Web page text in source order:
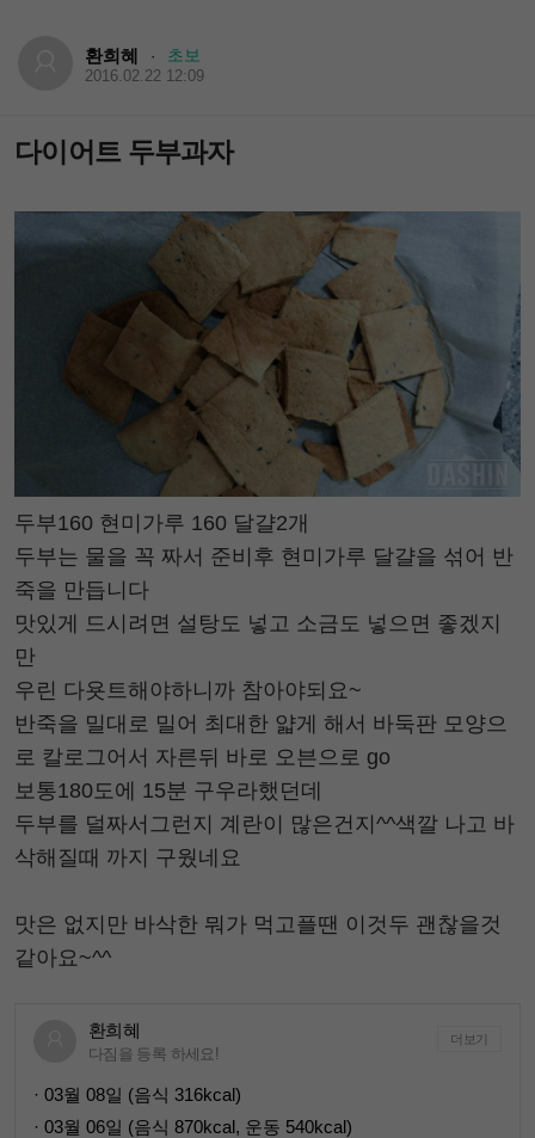
환희혜 · 초보
2016.02.22 12:09
다이어트 두부과자
두부160 현미가루 160 달걀2개
두부는 물을 꼭 짜서 준비후 현미가루 달걀을 섞어 반
죽을 만듭니다
맛있게 드시려면 설탕도 넣고 소금도 넣으면 좋겠지
만
우린 다욧트해야하니까 참아야되요~
반죽을 밀대로 밀어 최대한 얇게 해서 바둑판 모양으
로 칼로그어서 자른뒤 바로 오븐으로 go
보통180도에 15분 구우라했던데
두부를 덜짜서그런지 계란이 많은건지^^색깔 나고 바
삭해질때 까지 구웠네요
맛은 없지만 바삭한 뭐가 먹고플땐 이것두 괜찮을것
같아요~^^
환희혜
다짐을 등록 하세요!
더보기
· 03월 08일 (음식 316kcal)
· 03월 06일 (음식 870kcal, 운동 540kcal)